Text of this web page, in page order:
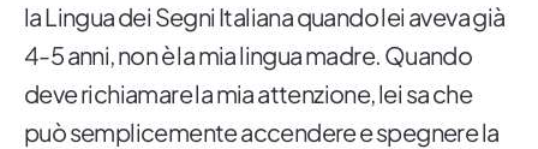
la Lingua dei Segni Italiana quando lei aveva già
4-5 anni, non è la mia lingua madre. Quando
deve richiamare la mia attenzione, lei sa che
può semplicemente accendere e spegnere la